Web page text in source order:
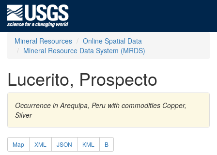
Mineral Resources
Online Spatial Data
Mineral Resource Data System (MRDS)
Lucerito, Prospecto
Occurrence in Arequipa, Peru with commodities Copper,
Silver
Map XML JSON KML B